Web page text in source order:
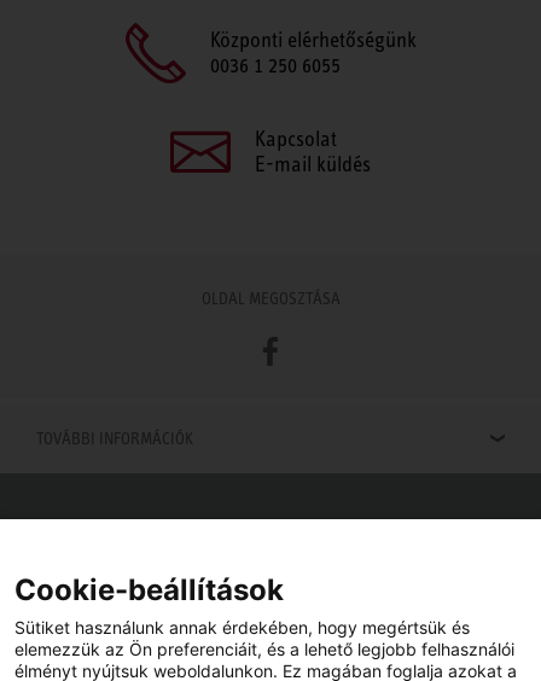
Központi elérhetőségünk
0036 1 250 6055
Kapcsolat
E-mail küldés
OLDAL MEGOSZTÁSA
Facebook
TOVÁBBI INFORMÁCIÓK
Viszonteladót keres az Ön közelében? Nem probléma.
Cookie-beállítások
Sütiket használunk annak érdekében, hogy megértsük és
elemezzük az Ön preferenciáit, és a lehető legjobb felhasználói
élményt nyújtsuk weboldalunkon. Ez magában foglalja azokat a